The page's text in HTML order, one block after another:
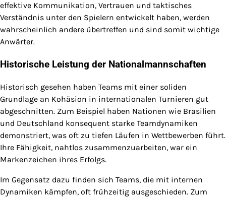
effektive Kommunikation, Vertrauen und taktisches
Verständnis unter den Spielern entwickelt haben, werden
wahrscheinlich andere übertreffen und sind somit wichtige
Anwärter.
Historische Leistung der Nationalmannschaften
Historisch gesehen haben Teams mit einer soliden
Grundlage an Kohäsion in internationalen Turnieren gut
abgeschnitten. Zum Beispiel haben Nationen wie Brasilien
und Deutschland konsequent starke Teamdynamiken
demonstriert, was oft zu tiefen Läufen in Wettbewerben führt.
Ihre Fähigkeit, nahtlos zusammenzuarbeiten, war ein
Markenzeichen ihres Erfolgs.
Im Gegensatz dazu finden sich Teams, die mit internen
Dynamiken kämpfen, oft frühzeitig ausgeschieden. Zum